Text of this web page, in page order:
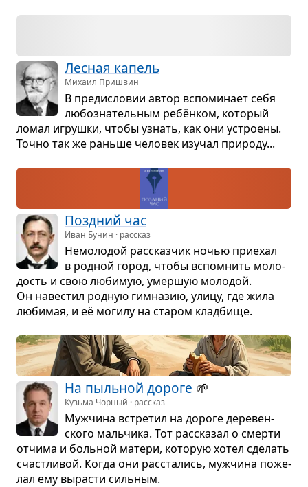
Лес­ная капель
Михаил Пришвин
В пре­ди­сло­вии автор вспо­ми­нает себя
любо­зна­тель­ным ребён­ком, кото­рый
ломал игрушки, чтобы узнать, как они устро­ены.
Точно так же раньше чело­век изу­чал при­роду...
Позд­ний час
Иван Бунин · рассказ
Немо­ло­дой рас­сказ­чик ночью при­е­хал
в род­ной город, чтобы вспо­мнить моло­
дость и свою люби­мую, умер­шую моло­дой.
Он наве­стил род­ную гим­на­зию, улицу, где жила
люби­мая, и её могилу на ста­ром клад­бище.
На пыль­ной дороге 🌱
Кузьма Чорный · рассказ
Муж­чина встре­тил на дороге дере­вен­
ского маль­чика. Тот рас­ска­зал о смерти
отчима и боль­ной матери, кото­рую хотел сде­лать
счаст­ли­вой. Когда они рас­ста­лись, муж­чина поже­
лал ему выра­сти силь­ным.